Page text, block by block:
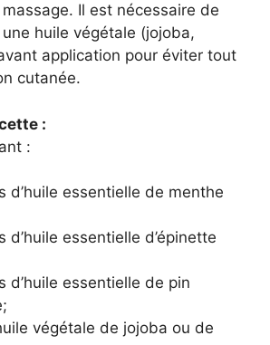
Il est nécessaire de
huile végétale (jojoba,
application pour éviter tout
cutanée.
:
:
d’huile essentielle de menthe
d’huile essentielle d’épinette
d’huile essentielle de pin
végétale de jojoba ou de